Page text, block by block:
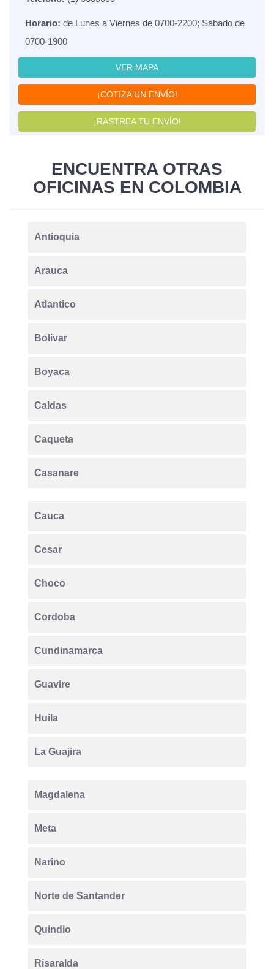
Horario: de Lunes a Viernes de 0700-2200; Sábado de
0700-1900
VER MAPA
¡COTIZA UN ENVÍO!
¡RASTREA TU ENVÍO!
ENCUENTRA OTRAS
OFICINAS EN COLOMBIA
Antioquia
Arauca
Atlantico
Bolivar
Boyaca
Caldas
Caqueta
Casanare
Cauca
Cesar
Choco
Cordoba
Cundinamarca
Guavire
Huila
La Guajira
Magdalena
Meta
Narino
Norte de Santander
Quindio
Risaralda